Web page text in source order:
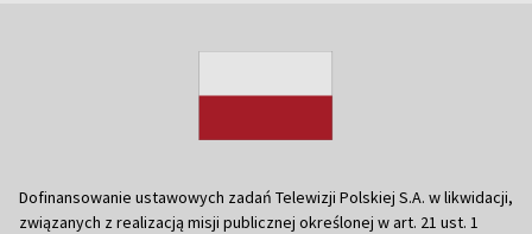
Dofinansowanie ustawowych zadań Telewizji Polskiej S.A. w likwidacji,
związanych z realizacją misji publicznej określonej w art. 21 ust. 1